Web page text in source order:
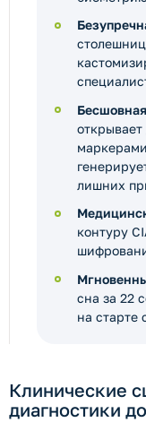
открывает
лишних
контуру
сна за 22
на старте
Клинические
диагностики